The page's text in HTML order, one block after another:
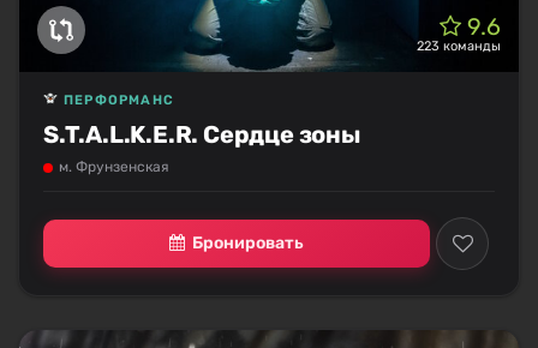
9.6
223 команды
S.T.A.L.K.E.R. Сердце зоны
ПЕРФОРМАНС
м. Фрунзенская
Бронировать